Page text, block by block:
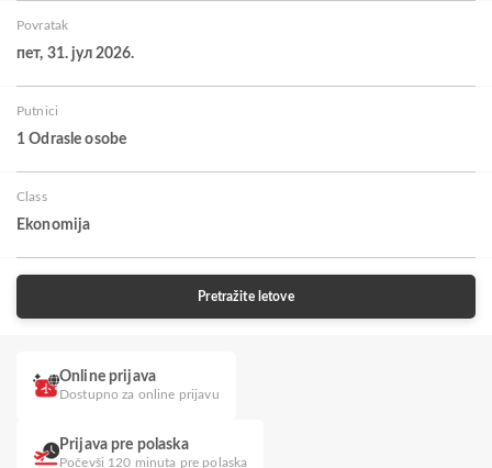
Povratak
пет, 31. јул 2026.
Putnici
1 Odrasle osobe
Class
Ekonomija
Pretražite letove
Online prijava
Dostupno za online prijavu
Prijava pre polaska
Počevši 120 minuta pre polaska